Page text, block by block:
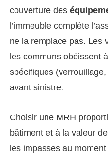
couverture des
l’immeuble complète
ne la remplace pas. Les
les communs obéissent
spécifiques
avant sinistre.
Choisir une MRH
bâtiment et à la valeur
les impasses au